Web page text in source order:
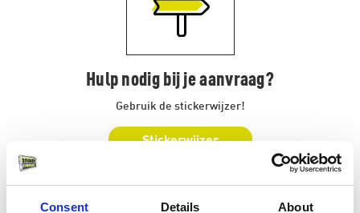
Consent Details About
Hulp nodig bij je aanvraag?
Gebruik de stickerwijzer!
Stickerwijzer